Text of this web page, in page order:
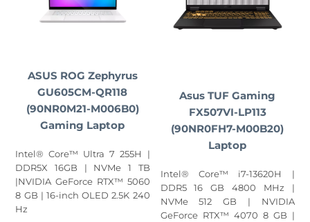
ASUS ROG Zephyrus
GU605CM-QR118
(90NR0M21-M006B0)
Gaming Laptop
Intel® Core™ Ultra 7 255H |
DDR5X 16GB | NVMe 1 TB
|NVIDIA GeForce RTX™ 5060
8 GB | 16-inch OLED 2.5K 240
Hz
Asus TUF Gaming
FX507VI-LP113
(90NR0FH7-M00B20)
Laptop
Intel® Core™ i7-13620H |
DDR5 16 GB 4800 MHz |
NVMe 512 GB | NVIDIA
GeForce RTX™ 4070 8 GB |